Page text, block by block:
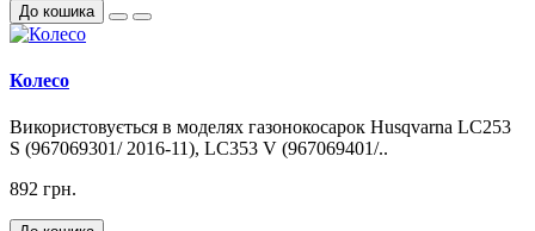
До кошика
Колесо
Використовується в моделях газонокосарок Husqvarna LC253
S (967069301/ 2016-11), LC353 V (967069401/..
892 грн.